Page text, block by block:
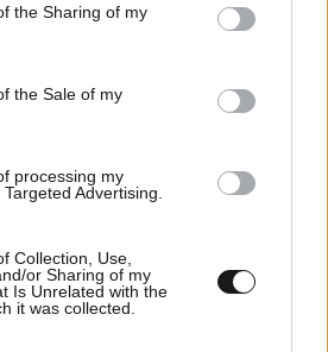
usage behaviour. You may click to
Google and its third-party tags to
specified purposes in below Google
the Sharing of my
the Sale of my
processing my
Advertising.
Collection, Use,
or Sharing of my
Is Unrelated with the
it was collected.
εργαζόμενο στη Μονή
φόνου